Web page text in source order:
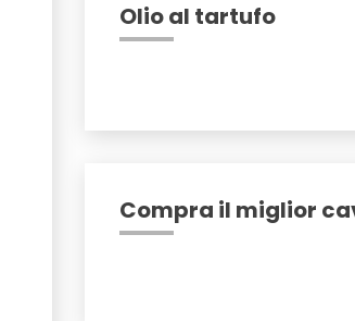
Olio al tartufo
Compra il miglior